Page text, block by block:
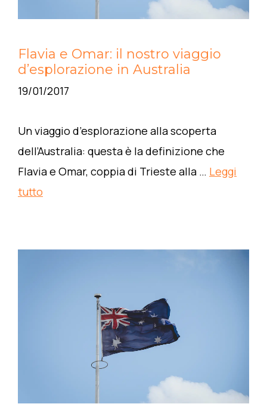
Flavia e Omar: il nostro viaggio
d’esplorazione in Australia
19/01/2017
Un viaggio d’esplorazione alla scoperta
dell’Australia: questa è la definizione che
Flavia e Omar, coppia di Trieste alla … Leggi
tutto